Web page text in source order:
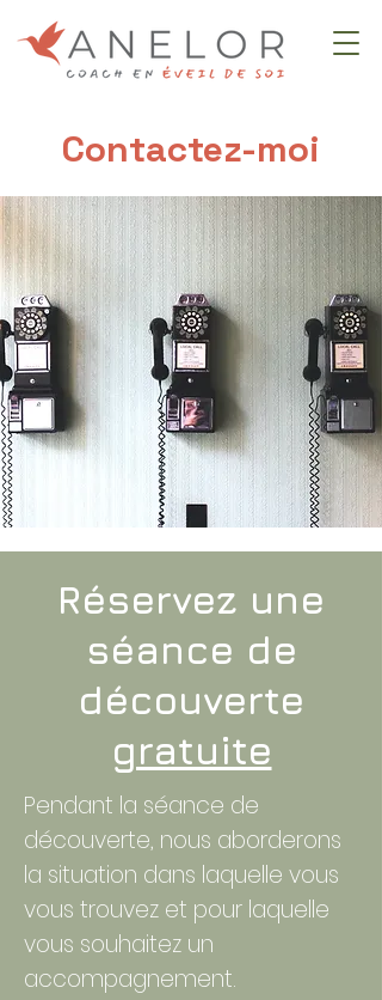
Contactez-moi
Réservez une
séance de
découverte
gratuite
Pendant la séance de
découverte, nous aborderons
la situation dans laquelle vous
vous trouvez et pour laquelle
vous souhaitez un
accompagnement.